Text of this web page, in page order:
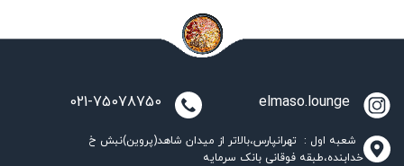
elmaso.lounge
شعبه اول : تهرانپارس،بالاتر از میدان شاهد(پروین)نبش خ
خدابنده،طبقه فوقانی بانک سرمایه